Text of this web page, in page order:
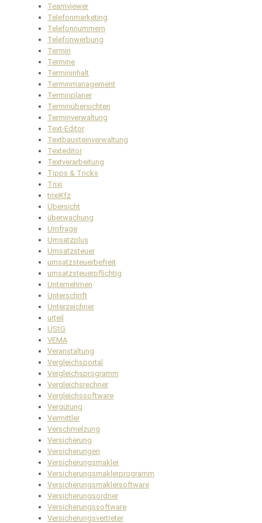
Teamviewer
Telefonmarketing
Telefonnummern
Telefonwerbung
Termin
Termine
Termininhalt
Terminmanagement
Terminplaner
Terminübersichten
Terminverwaltung
Text-Editor
Textbausteinverwaltung
Texteditor
Textverarbeitung
Tipps & Tricks
Trixi
trixiKfz
Übersicht
überwachung
Umfrage
Umsatzplus
Umsatzsteuer
umsatzsteuerbefreit
umsatzsteuerpflichtig
Unternehmen
Unterschrift
Unterzeichner
urteil
UStG
VEMA
Veranstaltung
Vergleichsportal
Vergleichsprogramm
Vergleichsrechner
Vergleichssoftware
Vergütung
Vermittler
Verschmelzung
Versicherung
Versicherungen
Versicherungsmakler
Versicherungsmaklerprogramm
Versicherungsmaklersoftware
Versicherungsordner
Versicherungssoftware
Versicherungsvertreter